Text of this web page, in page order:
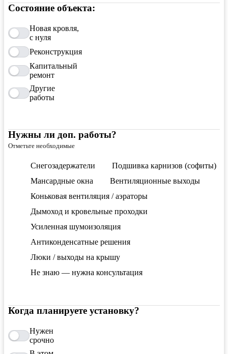
Состояние объекта:
Новая кровля,
с нуля
Реконструкция
Капитальный
ремонт
Другие
работы
Нужны ли доп. работы?
Отметьте необходимые
Снегозадержатели
Подшивка карнизов (софиты)
Мансардные окна
Вентиляционные выходы
Коньковая вентиляция / аэраторы
Дымоход и кровельные проходки
Усиленная шумоизоляция
Антиконденсатные решения
Люки / выходы на крышу
Не знаю — нужна консультация
Когда планируете установку?
Нужен
срочно